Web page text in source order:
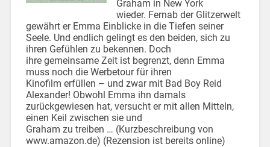
Graham in New York
wieder. Fernab der Glitzerwelt
gewährt er Emma Einblicke in die Tiefen seiner
Seele. Und endlich gelingt es den beiden, sich zu
ihren Gefühlen zu bekennen. Doch
ihre gemeinsame Zeit ist begrenzt, denn Emma
muss noch die Werbetour für ihren
Kinofilm erfüllen – und zwar mit Bad Boy Reid
Alexander! Obwohl Emma ihn damals
zurückgewiesen hat, versucht er mit allen Mitteln,
einen Keil zwischen sie und
Graham zu treiben … (Kurzbeschreibung von
www.amazon.de) (Rezension ist bereits online)